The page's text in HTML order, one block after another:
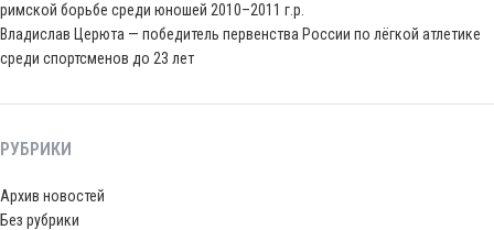
римской борьбе среди юношей 2010–2011 г.р.
Владислав Церюта — победитель первенства России по лёгкой атлетике
среди спортсменов до 23 лет
РУБРИКИ
Архив новостей
Без рубрики